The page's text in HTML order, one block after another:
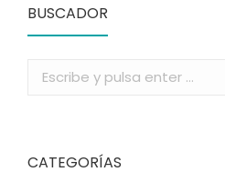
BUSCADOR
Buscar:
CATEGORÍAS